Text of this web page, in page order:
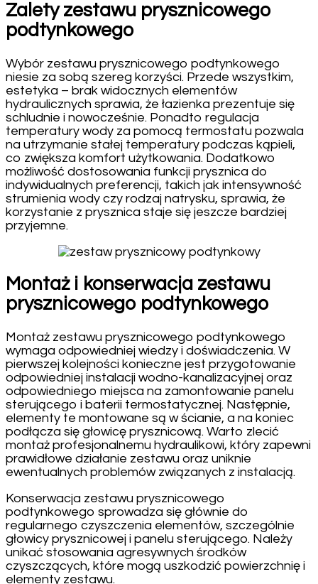
Zalety zestawu prysznicowego
podtynkowego
Wybór zestawu prysznicowego podtynkowego
niesie za sobą szereg korzyści. Przede wszystkim,
estetyka – brak widocznych elementów
hydraulicznych sprawia, że łazienka prezentuje się
schludnie i nowocześnie. Ponadto regulacja
temperatury wody za pomocą termostatu pozwala
na utrzymanie stałej temperatury podczas kąpieli,
co zwiększa komfort użytkowania. Dodatkowo
możliwość dostosowania funkcji prysznica do
indywidualnych preferencji, takich jak intensywność
strumienia wody czy rodzaj natrysku, sprawia, że
korzystanie z prysznica staje się jeszcze bardziej
przyjemne.
Montaż i konserwacja zestawu
prysznicowego podtynkowego
Montaż zestawu prysznicowego podtynkowego
wymaga odpowiedniej wiedzy i doświadczenia. W
pierwszej kolejności konieczne jest przygotowanie
odpowiedniej instalacji wodno-kanalizacyjnej oraz
odpowiedniego miejsca na zamontowanie panelu
sterującego i baterii termostatycznej. Następnie,
elementy te montowane są w ścianie, a na koniec
podłącza się głowicę prysznicową. Warto zlecić
montaż profesjonalnemu hydraulikowi, który zapewni
prawidłowe działanie zestawu oraz uniknie
ewentualnych problemów związanych z instalacją.
Konserwacja zestawu prysznicowego
podtynkowego sprowadza się głównie do
regularnego czyszczenia elementów, szczególnie
głowicy prysznicowej i panelu sterującego. Należy
unikać stosowania agresywnych środków
czyszczących, które mogą uszkodzić powierzchnię i
elementy zestawu.